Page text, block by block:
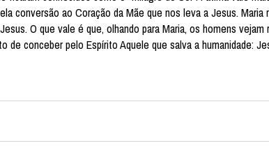
conversão ao Coração da Mãe que nos leva a Jesus.
O que vale é que, olhando para Maria, os homens vejam
conceber pelo Espírito Aquele que salva a humanidade: